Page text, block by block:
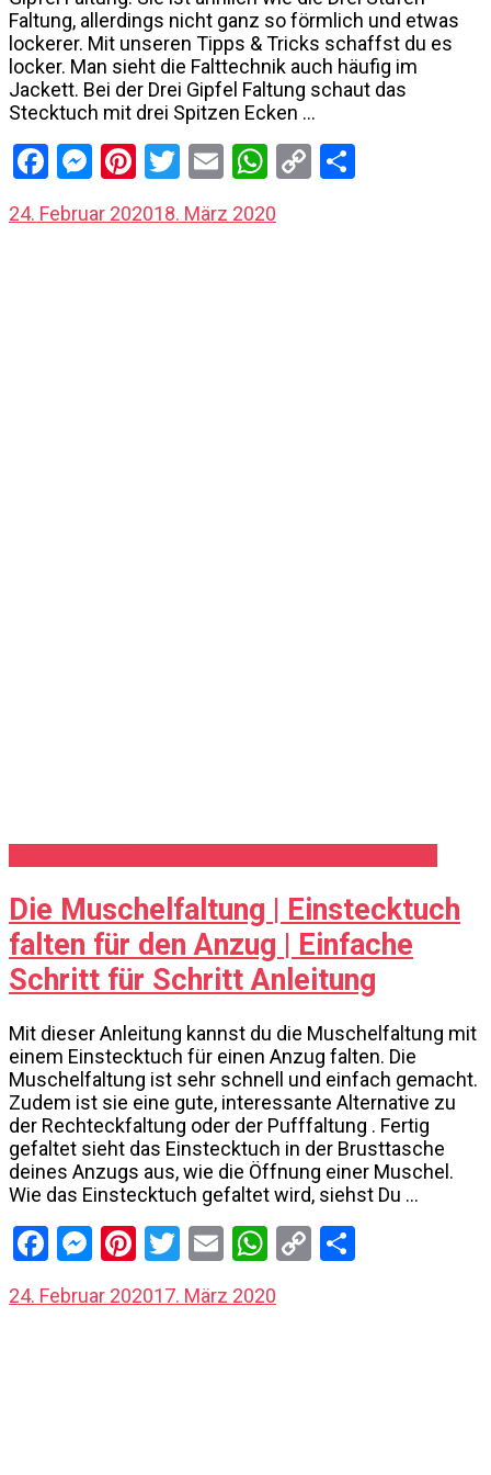
Faltung, allerdings nicht ganz so förmlich und etwas
lockerer. Mit unseren Tipps & Tricks schaffst du es
locker. Man sieht die Falttechnik auch häufig im
Jackett. Bei der Drei Gipfel Faltung schaut das
Stecktuch mit drei Spitzen Ecken …
Facebook
Messenger
Pinterest
Twitter
EmailWhatsApp
Copy
24. Februar 202018. März 2020
Die Muschelfaltung | Einstecktuch
falten für den Anzug | Einfache
Schritt für Schritt Anleitung
Mit dieser Anleitung kannst du die Muschelfaltung mit
einem Einstecktuch für einen Anzug falten. Die
Muschelfaltung ist sehr schnell und einfach gemacht.
Zudem ist sie eine gute, interessante Alternative zu
der Rechteckfaltung oder der Pufffaltung . Fertig
gefaltet sieht das Einstecktuch in der Brusttasche
deines Anzugs aus, wie die Öffnung einer Muschel.
Wie das Einstecktuch gefaltet wird, siehst Du …
Facebook
Messenger
Pinterest
Twitter
EmailWhatsApp
Copy
24. Februar 202017. März 2020